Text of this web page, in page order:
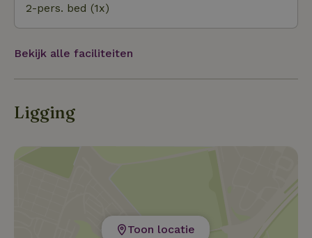
2-pers. bed (1x)
Bekijk alle faciliteiten
Ligging
Toon locatie